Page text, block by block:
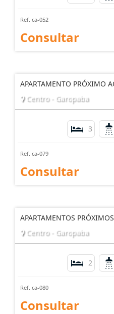
Ref. ca-052
Consultar
APARTAMENTO PRÓXIMO
Centro - Garopaba
3
Ref. ca-079
Consultar
APARTAMENTOS
Centro - Garopaba
2
Ref. ca-080
Consultar